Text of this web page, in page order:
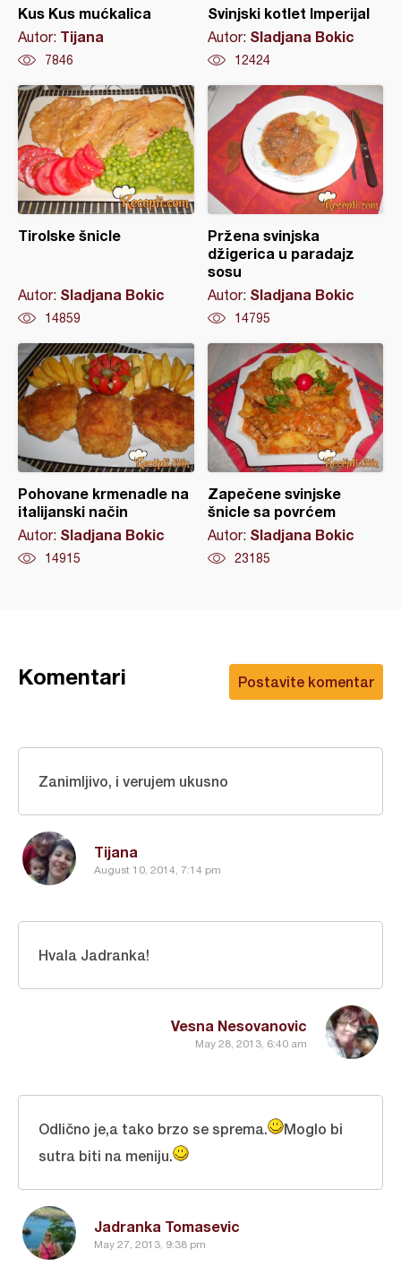
Kus Kus mućkalica
Autor: Tijana
7846
Svinjski kotlet Imperijal
Autor: Sladjana Bokic
12424
Tirolske šnicle
Autor: Sladjana Bokic
14859
Pržena svinjska
džigerica u paradajz
sosu
Autor: Sladjana Bokic
14795
Pohovane krmenadle na
italijanski način
Autor: Sladjana Bokic
14915
Zapečene svinjske
šnicle sa povrćem
Autor: Sladjana Bokic
23185
Postavite komentar
Komentari
Tijana
August 10, 2014, 7:14 pm
Zanimljivo, i verujem ukusno
Vesna Nesovanovic
May 28, 2013, 6:40 am
Hvala Jadranka!
Jadranka Tomasevic
May 27, 2013, 9:38 pm
Odlično je,a tako brzo se sprema.
Moglo bi
sutra biti na meniju.